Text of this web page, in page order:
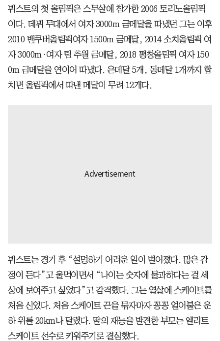
뷔스트의 첫 올림픽은 스무살에 참가한 2006 토리노올림픽
이다. 데뷔 무대에서 여자 3000m 금메달을 따냈던 그는 이후
2010 밴쿠버올림픽여자 1500m 금메달, 2014 소치올림픽 여
자 3000m·여자 팀 추월 금메달, 2018 평창올림픽 여자 150
0m 금메달을 연이어 따냈다. 은메달 5개, 동메달 1개까지 합
치면 올림픽에서 따낸 메달이 무려 12개다.
뷔스트는 경기 후 “설명하기 어려운 일이 벌어졌다. 많은 감
정이 든다”고 울먹이면서 “나이는 숫자에 불과하다는 걸 세
상에 보여주고 싶었다”고 감격했다. 그는 열살에 스케이트를
처음 신었다. 처음 스케이트 끈을 묶자마자 꽁꽁 얼어붙은 운
하 위를 20km나 달렸다. 딸의 재능을 발견한 부모는 엘리트
스케이트 선수로 키워주기로 결심했다.